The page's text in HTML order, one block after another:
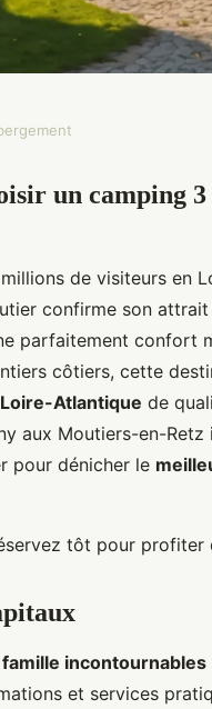
étoiles
un camping
de visiteurs en
confirme son
parfaitement confort
côtiers, cette
Atlantique de
aux Moutiers-en-
pour dénicher le
tôt pour profiter
incontournables
et services